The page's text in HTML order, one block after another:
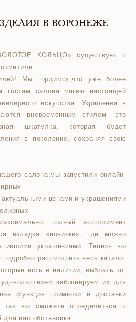
В ВОРОНЕЖЕ
КОЛЬЦО» существует с
Мы гордимся,что уже более
гостям салона магию настоящей
искусства. Украшения в
вневременным стилем -это
шкатулка, которая будет
в поколение, сохраняя свою
салона,мы запустили онлайн-
ценами и украшениями
полный ассортимент
вкладка «новинки», где можно
украшениями. Теперь вы
рассмотреть весь каталог
есть в наличии, выбрать то,
забронируем их для
функция примерки и доставки
вы сможете определиться с
вас обстановке